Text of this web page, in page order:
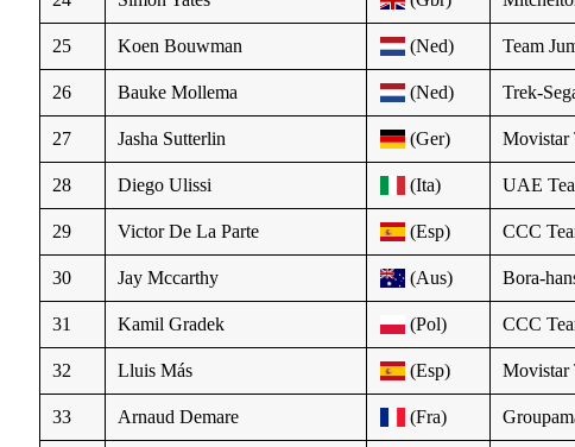
25 Koen Bouwman (Ned) Team
26 Bauke Mollema (Ned) Trek-
27 Jasha Sutterlin (Ger) Movistar
28 Diego Ulissi (Ita) UAE
29 Victor De La Parte (Esp) CCC
30 Jay Mccarthy (Aus) Bora-
31 Kamil Gradek (Pol) CCC
32 Lluis Más (Esp) Movistar
33 Arnaud Demare (Fra)